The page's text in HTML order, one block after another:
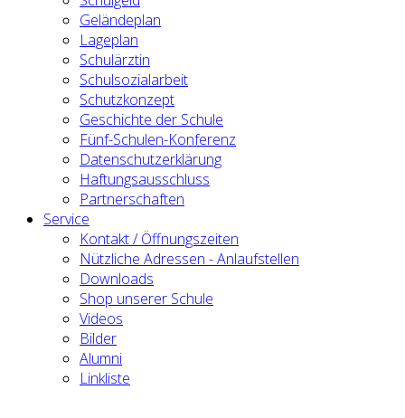
Geländeplan
Lageplan
Schulärztin
Schulsozialarbeit
Schutzkonzept
Geschichte der Schule
Fünf-Schulen-Konferenz
Datenschutzerklärung
Haftungsausschluss
Partnerschaften
Service
Kontakt / Öffnungszeiten
Nützliche Adressen - Anlaufstellen
Downloads
Shop unserer Schule
Videos
Bilder
Alumni
Linkliste